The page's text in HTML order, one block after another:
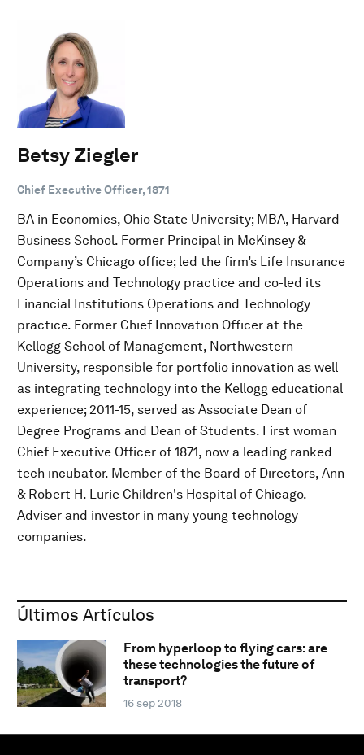
Betsy Ziegler
Chief Executive Officer, 1871
BA in Economics, Ohio State University; MBA, Harvard
Business School. Former Principal in McKinsey &
Company’s Chicago office; led the firm’s Life Insurance
Operations and Technology practice and co-led its
Financial Institutions Operations and Technology
practice. Former Chief Innovation Officer at the
Kellogg School of Management, Northwestern
University, responsible for portfolio innovation as well
as integrating technology into the Kellogg educational
experience; 2011-15, served as Associate Dean of
Degree Programs and Dean of Students. First woman
Chief Executive Officer of 1871, now a leading ranked
tech incubator. Member of the Board of Directors, Ann
& Robert H. Lurie Children's Hospital of Chicago.
Adviser and investor in many young technology
companies.
Últimos Artículos
From hyperloop to flying cars: are
these technologies the future of
transport?
16 sep 2018